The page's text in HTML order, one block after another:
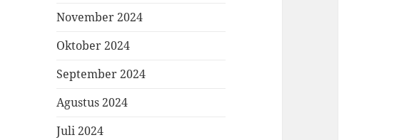
November 2024
Oktober 2024
September 2024
Agustus 2024
Juli 2024